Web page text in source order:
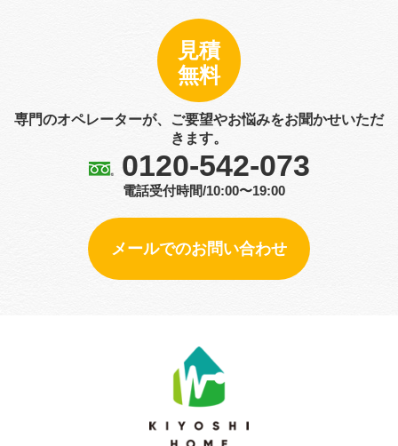
見積
無料
専門のオペレーターが、ご要望やお悩みをお聞かせいただ
きます。
0120-542-073
電話受付時間/10:00〜19:00
メールでのお問い合わせ